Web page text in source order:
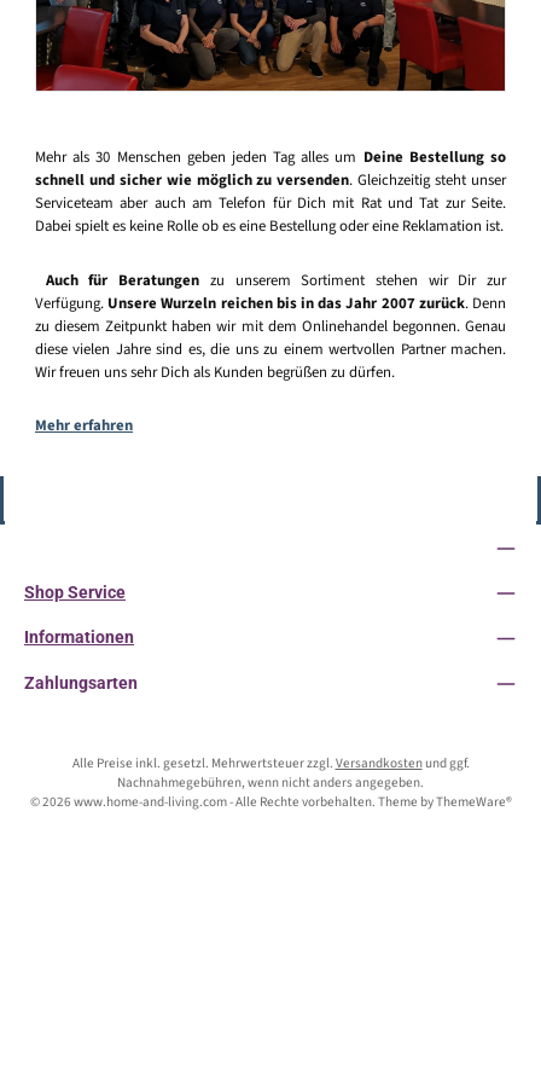
Mehr als 30 Menschen geben jeden Tag alles um Deine Bestellung so
schnell und sicher wie möglich zu versenden. Gleichzeitig steht unser
Serviceteam aber auch am Telefon für Dich mit Rat und Tat zur Seite.
Dabei spielt es keine Rolle ob es eine Bestellung oder eine Reklamation ist.
Auch für Beratungen zu unserem Sortiment stehen wir Dir zur
Verfügung. Unsere Wurzeln reichen bis in das Jahr 2007 zurück. Denn
zu diesem Zeitpunkt haben wir mit dem Onlinehandel begonnen. Genau
diese vielen Jahre sind es, die uns zu einem wertvollen Partner machen.
Wir freuen uns sehr Dich als Kunden begrüßen zu dürfen.
Mehr erfahren
Shop Service
Informationen
Zahlungsarten
Alle Preise inkl. gesetzl. Mehrwertsteuer zzgl. Versandkostenund ggf.
Nachnahmegebühren, wenn nicht anders angegeben.
© 2026 www.home-and-living.com - Alle Rechte vorbehalten. Theme byThemeWare®